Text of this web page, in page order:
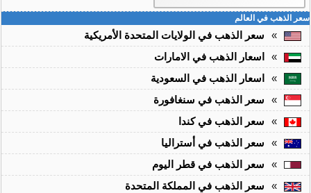
سعر الذهب في العالم
»
سعر الذهب في الولايات المتحدة الأمريكية
»
اسعار الذهب في الامارات
»
اسعار الذهب في السعودية
»
سعر الذهب في سنغافورة
»
سعر الذهب في كندا
»
سعر الذهب في أستراليا
»
سعر الذهب في قطر اليوم
»
سعر الذهب في المملكة المتحدة